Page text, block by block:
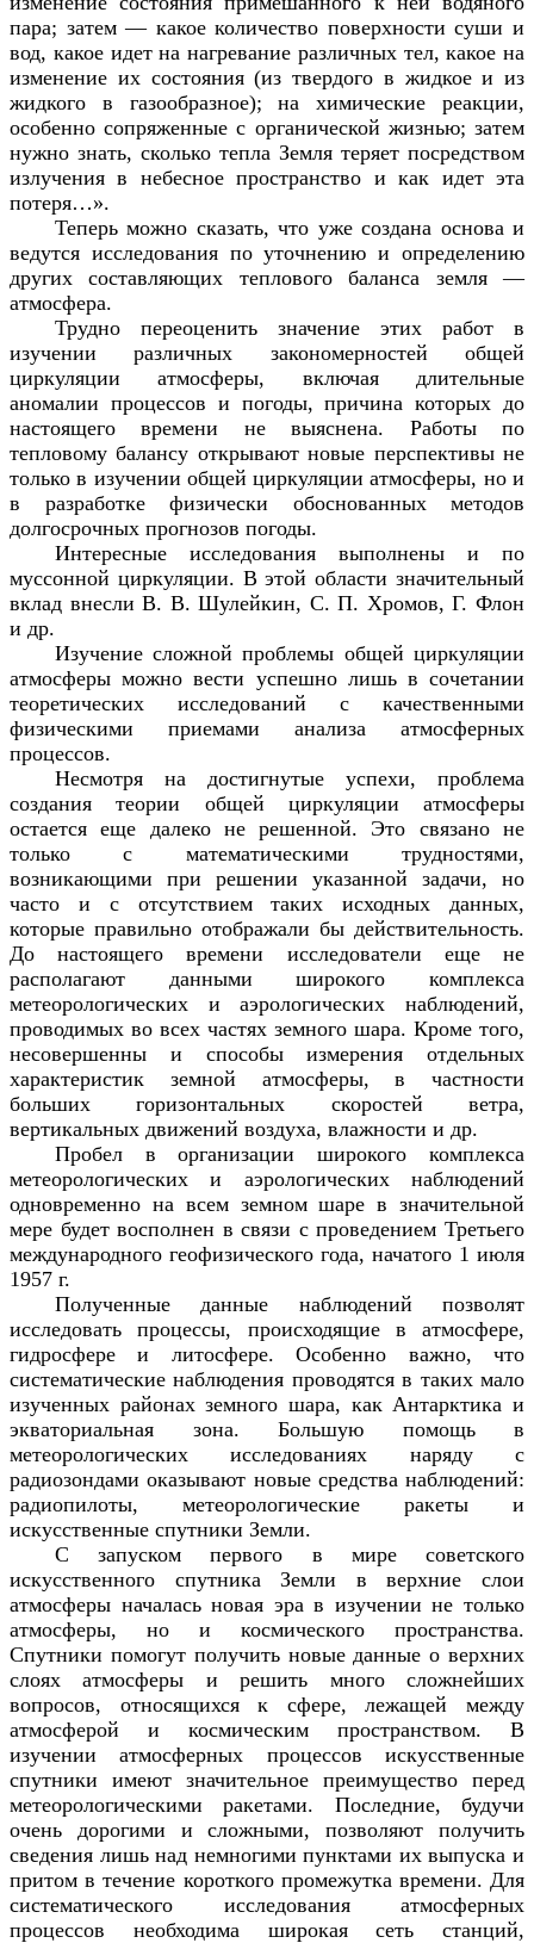
пара; затем — какое количество поверхности суши и
вод, какое идет на нагревание различных тел, какое на
изменение их состояния (из твердого в жидкое и из
жидкого в газообразное); на химические реакции,
особенно сопряженные с органической жизнью; затем
нужно знать, сколько тепла Земля теряет посредством
излучения в небесное пространство и как идет эта
потеря…».
Теперь можно сказать, что уже создана основа и
ведутся исследования по уточнению и определению
других составляющих теплового баланса земля —
атмосфера.
Трудно переоценить значение этих работ в
изучении различных закономерностей общей
циркуляции атмосферы, включая длительные
аномалии процессов и погоды, причина которых до
настоящего времени не выяснена. Работы по
тепловому балансу открывают новые перспективы не
только в изучении общей циркуляции атмосферы, но и
в разработке физически обоснованных методов
долгосрочных прогнозов погоды.
Интересные исследования выполнены и по
муссонной циркуляции. В этой области значительный
вклад внесли В. В. Шулейкин, С. П. Хромов, Г. Флон
и др.
Изучение сложной проблемы общей циркуляции
атмосферы можно вести успешно лишь в сочетании
теоретических исследований с качественными
физическими приемами анализа атмосферных
процессов.
Несмотря на достигнутые успехи, проблема
создания теории общей циркуляции атмосферы
остается еще далеко не решенной. Это связано не
только с математическими трудностями,
возникающими при решении указанной задачи, но
часто и с отсутствием таких исходных данных,
которые правильно отображали бы действительность.
До настоящего времени исследователи еще не
располагают данными широкого комплекса
метеорологических и аэрологических наблюдений,
проводимых во всех частях земного шара. Кроме того,
несовершенны и способы измерения отдельных
характеристик земной атмосферы, в частности
больших горизонтальных скоростей ветра,
вертикальных движений воздуха, влажности и др.
Пробел в организации широкого комплекса
метеорологических и аэрологических наблюдений
одновременно на всем земном шаре в значительной
мере будет восполнен в связи с проведением Третьего
международного геофизического года, начатого 1 июля
1957 г.
Полученные данные наблюдений позволят
исследовать процессы, происходящие в атмосфере,
гидросфере и литосфере. Особенно важно, что
систематические наблюдения проводятся в таких мало
изученных районах земного шара, как Антарктика и
экваториальная зона. Большую помощь в
метеорологических исследованиях наряду с
радиозондами оказывают новые средства наблюдений:
радиопилоты, метеорологические ракеты и
искусственные спутники Земли.
С запуском первого в мире советского
искусственного спутника Земли в верхние слои
атмосферы началась новая эра в изучении не только
атмосферы, но и космического пространства.
Спутники помогут получить новые данные о верхних
слоях атмосферы и решить много сложнейших
вопросов, относящихся к сфере, лежащей между
атмосферой и космическим пространством. В
изучении атмосферных процессов искусственные
спутники имеют значительное преимущество перед
метеорологическими ракетами. Последние, будучи
очень дорогими и сложными, позволяют получить
сведения лишь над немногими пунктами их выпуска и
притом в течение короткого промежутка времени. Для
систематического исследования атмосферных
процессов необходима широкая сеть станций,